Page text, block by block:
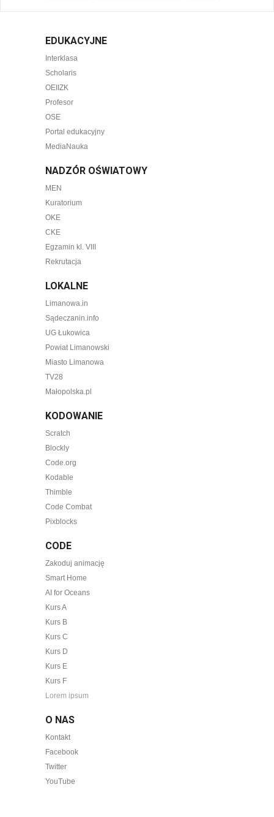
EDUKACYJNE
Interklasa
Scholaris
OEIIZK
Profesor
OSE
Portal edukacyjny
MediaNauka
NADZÓR OŚWIATOWY
MEN
Kuratorium
OKE
CKE
Egzamin kl. VIII
Rekrutacja
LOKALNE
Limanowa.in
Sądeczanin.info
UG Łukowica
Powiat Limanowski
Miasto Limanowa
TV28
Małopolska.pl
KODOWANIE
Scratch
Blockly
Code.org
Kodable
Thimble
Code Combat
Pixblocks
CODE
Zakoduj animację
Smart Home
AI for Oceans
Kurs A
Kurs B
Kurs C
Kurs D
Kurs E
Kurs F
Lorem ipsum
O NAS
Kontakt
Facebook
Twitter
YouTube